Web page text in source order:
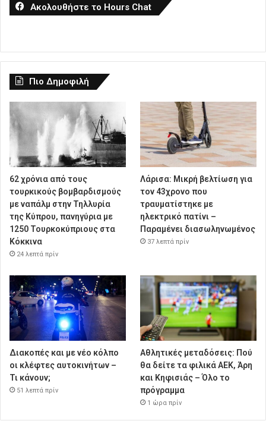
Ακολουθήστε το Hours Chat
Πιο Δημοφιλή
62 χρόνια από τους
τουρκικούς βομβαρδισμούς
με ναπάλμ στην Τηλλυρία
της Κύπρου, πανηγύρια με
1250 Τουρκοκύπριους στα
Κόκκινα
24 λεπτά πρίν
Λάρισα: Μικρή βελτίωση για
τον 43χρονο που
τραυματίστηκε με
ηλεκτρικό πατίνι –
Παραμένει διασωληνωμένος
37 λεπτά πρίν
Διακοπές και με νέο κόλπο
οι κλέφτες αυτοκινήτων –
Τι κάνουν;
51 λεπτά πρίν
Αθλητικές μεταδόσεις: Πού
θα δείτε τα φιλικά ΑΕΚ, Άρη
και Κηφισιάς – Όλο το
πρόγραμμα
1 ώρα πρίν